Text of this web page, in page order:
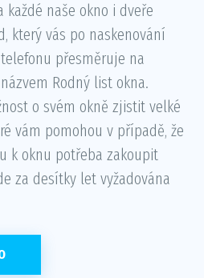
každé naše okno i dveře
který vás po naskenování
přesměruje na
Rodný list okna.
o svém okně zjistit velké
vám pomohou v případě, že
k oknu potřeba zakoupit
za desítky let vyžadována